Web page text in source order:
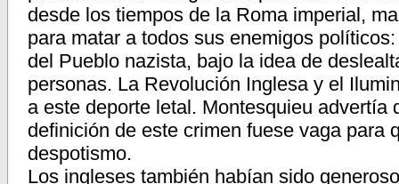
desde los tiempos de la Roma imperial,
para matar a todos sus enemigos
del Pueblo nazista, bajo la idea de
personas. La Revolución Inglesa y el
a este deporte letal. Montesquieu advertía
definición de este crimen fuese vaga para
despotismo.
Los ingleses también habían sido